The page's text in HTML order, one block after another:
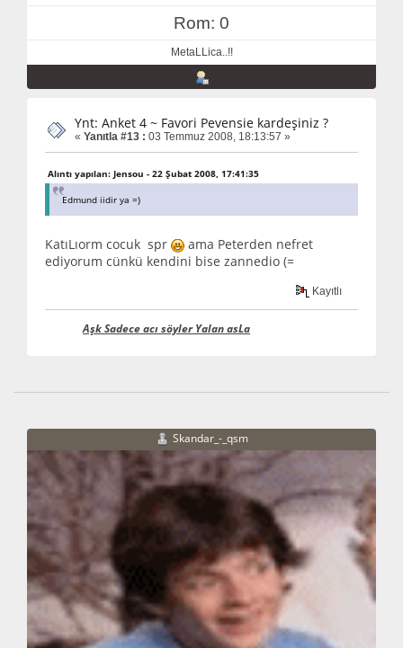
Rom: 0
MetaLLica..!!
Ynt: Anket 4 ~ Favori Pevensie kardeşiniz ?
« Yanıtla #13 : 03 Temmuz 2008, 18:13:57 »
Alıntı yapılan: Jensou - 22 Şubat 2008, 17:41:35
Edmund iidir ya =)
KatıLıorm cocuk spr
ama Peterden nefret
ediyorum cünkü kendini bise zannedio (=
Kayıtlı
Aşk Sadece acı söyler Yalan asLa
Skandar_-_qsm